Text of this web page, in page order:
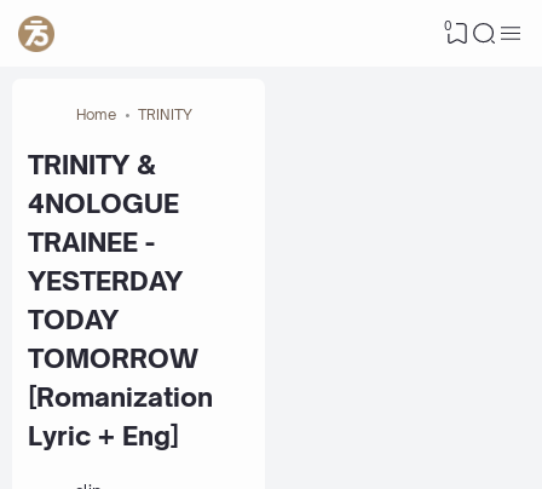
0
Home TRINITY
TRINITY &
4NOLOGUE
TRAINEE -
YESTERDAY
TODAY
TOMORROW
[Romanization
Lyric + Eng]